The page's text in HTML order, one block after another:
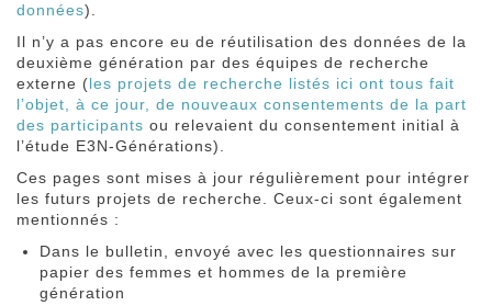
données).
Il n’y a pas encore eu de réutilisation des données de la
deuxième génération par des équipes de recherche
externe (les projets de recherche listés ici ont tous fait
l’objet, à ce jour, de nouveaux consentements de la part
des participants ou relevaient du consentement initial à
l’étude E3N-Générations).
Ces pages sont mises à jour régulièrement pour intégrer
les futurs projets de recherche. Ceux-ci sont également
mentionnés :
Dans le bulletin, envoyé avec les questionnaires sur
papier des femmes et hommes de la première
génération